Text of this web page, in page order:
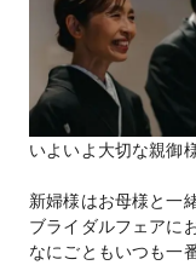
いよいよ大切な親御
新婦様はお母様と一
ブライダルフェアに
なにごともいつも一